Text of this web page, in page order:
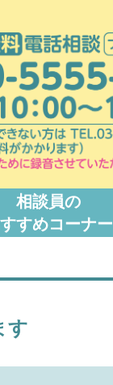
相談員の
すめコーナー
す